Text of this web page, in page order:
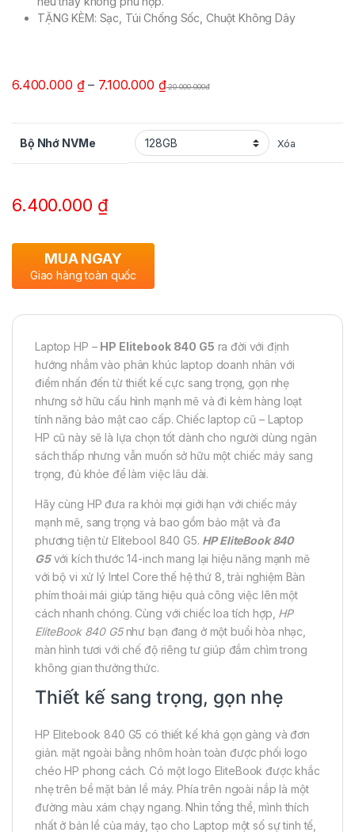
TẶNG KÈM: Sạc, Túi Chống Sốc, Chuột Không Dây
6.400.000 ₫– 7.100.000 ₫20.000.000đ
Bộ Nhớ NVMe Xóa
6.400.000 ₫
MUA NGAY
Giao hàng toàn quốc
Laptop HP – HP Elitebook 840 G5 ra đời với định
hướng nhắm vào phân khúc laptop doanh nhân với
điểm nhấn đến từ thiết kế cực sang trọng, gọn nhẹ
nhưng sở hữu cấu hình mạnh mẽ và đi kèm hàng loạt
tính năng bảo mật cao cấp. Chiếc laptop cũ – Laptop
HP cũ này sẽ là lựa chọn tốt dành cho người dùng ngân
sách thấp nhưng vẫn muốn sở hữu một chiếc máy sang
trọng, đủ khỏe để làm việc lâu dài.
Hãy cùng HP đưa ra khỏi mọi giới hạn với chiếc máy
mạnh mẽ, sang trọng và bao gồm bảo mật và đa
phương tiện từ Elitebool 840 G5. HP EliteBook 840
G5với kích thước 14-inch mang lại hiệu năng mạnh mẽ
với bộ vi xử lý Intel Core thế hệ thứ 8, trải nghiệm Bàn
phím thoải mái giúp tăng hiệu quả công việc lên một
cách nhanh chóng. Cùng với chiếc loa tích hợp, HP
EliteBook 840 G5như bạn đang ở một buổi hòa nhạc,
màn hình tươi với chế độ riêng tư giúp đắm chìm trong
không gian thưởng thức.
Thiết kế sang trọng, gọn nhẹ
HP Elitebook 840 G5 có thiết kế khá gọn gàng và đơn
giản. mặt ngoài bằng nhôm hoàn toàn được phối logo
chéo HP phong cách. Có một logo EliteBook được khắc
nhẹ trên bề mặt bản lề máy. Phía trên ngoài nắp là một
đường màu xám chạy ngang. Nhìn tổng thể, mình thích
nhất ở bản lề của máy, tạo cho Laptop một số sự tinh tế,